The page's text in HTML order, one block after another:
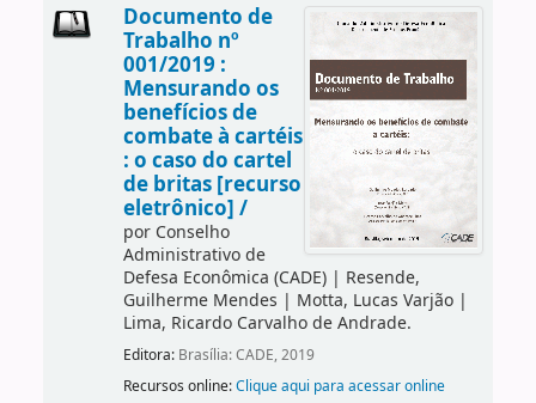
Documento de
Trabalho nº
001/2019 :
Mensurando os
benefícios de
combate à cartéis
: o caso do cartel
de britas [recurso
eletrônico] /
por Conselho
Administrativo de
Defesa Econômica (CADE)| Resende,
Guilherme Mendes | Motta, Lucas Varjão|
Lima, Ricardo Carvalho de Andrade.
Editora: Brasília: CADE, 2019
Recursos online:Clique aqui para acessar online